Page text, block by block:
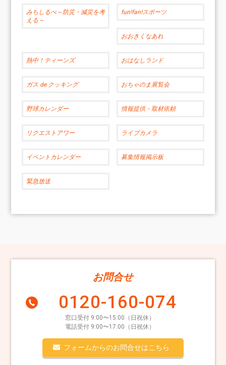
みちしるべ～防災・減災を考
える～
fun!fan!スポーツ
おおきくなあれ
熱中！ティーンズ おはなしランド
ガス de クッキング おちゃのま展覧会
野球カレンダー 情報提供・取材依頼
リクエストアワー ライブカメラ
イベントカレンダー 募集情報掲示板
緊急放送
お問合せ
0120-160-074
窓口受付 9:00〜15:00（日祝休）
電話受付 9:00〜17:00（日祝休）
フォームからのお問合せはこちら